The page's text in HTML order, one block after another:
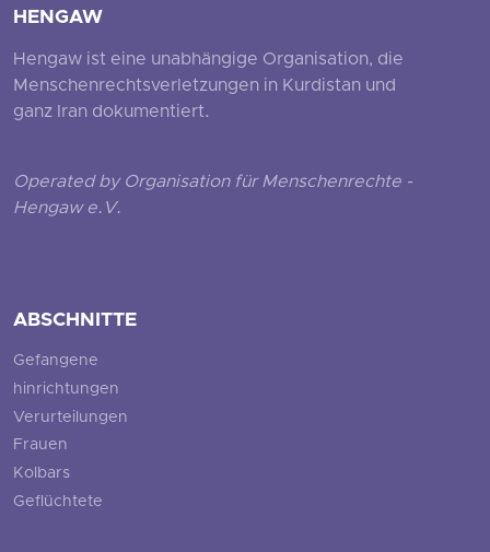
HENGAW
Hengaw ist eine unabhängige Organisation, die
Menschenrechtsverletzungen in Kurdistan und
ganz Iran dokumentiert.
Operated by Organisation für Menschenrechte -
Hengaw e.V.
ABSCHNITTE
Gefangene
hinrichtungen
Verurteilungen
Frauen
Kolbars
Geflüchtete